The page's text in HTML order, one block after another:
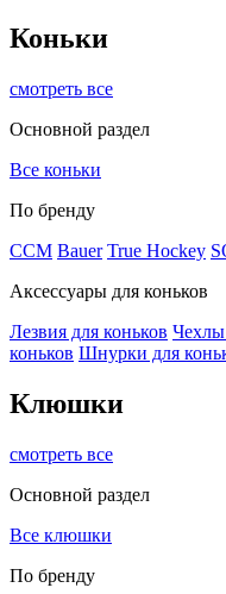
Коньки
смотреть все
Основной раздел
Все коньки
По бренду
ССМ Bauer True Hockey
Аксессуары для коньков
Лезвия для коньков Чехлы
коньков Шнурки для
Клюшки
смотреть все
Основной раздел
Все клюшки
По бренду